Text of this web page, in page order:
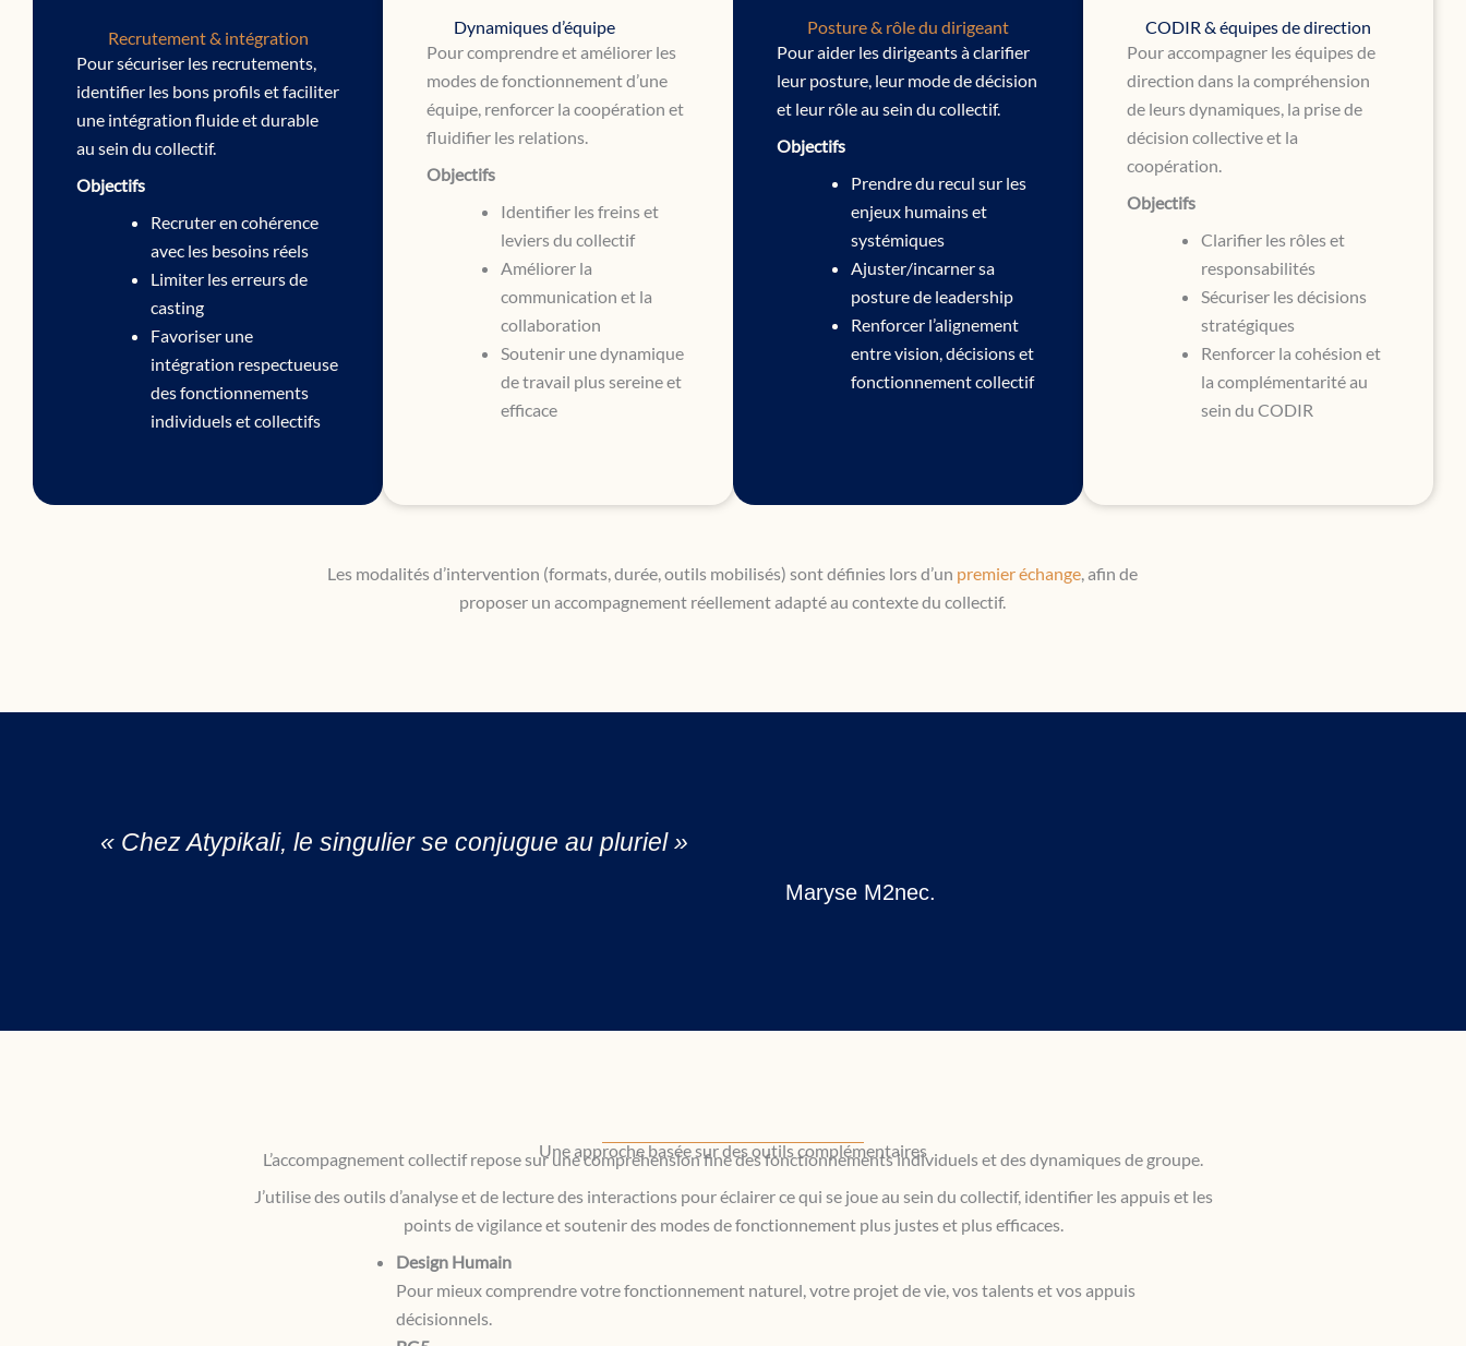
Recrutement & intégration
Pour sécuriser les recrutements,
identifier les bons profils et faciliter
une intégration fluide et durable
au sein du collectif.
Objectifs
Recruter en cohérence
avec les besoins réels
Limiter les erreurs de
casting
Favoriser une
intégration respectueuse
des fonctionnements
individuels et collectifs
Dynamiques d’équipe
Pour comprendre et améliorer les
modes de fonctionnement d’une
équipe, renforcer la coopération et
fluidifier les relations.
Objectifs
Identifier les freins et
leviers du collectif
Améliorer la
communication et la
collaboration
Soutenir une dynamique
de travail plus sereine et
efficace
Posture & rôle du dirigeant
Pour aider les dirigeants à clarifier
leur posture, leur mode de décision
et leur rôle au sein du collectif.
Objectifs
Prendre du recul sur les
enjeux humains et
systémiques
Ajuster/incarner sa
posture de leadership
Renforcer l’alignement
entre vision, décisions et
fonctionnement collectif
CODIR & équipes de direction
Pour accompagner les équipes de
direction dans la compréhension
de leurs dynamiques, la prise de
décision collective et la
coopération.
Objectifs
Clarifier les rôles et
responsabilités
Sécuriser les décisions
stratégiques
Renforcer la cohésion et
la complémentarité au
sein du CODIR
Les modalités d’intervention (formats, durée, outils mobilisés) sont définies lors d’un premier échange , afin de
proposer un accompagnement réellement adapté au contexte du collectif.
« Chez Atypikali, le singulier se conjugue au pluriel »
Maryse M2nec.
Une approche basée sur des outils complémentaires
L’accompagnement collectif repose sur une compréhension fine des fonctionnements individuels et des dynamiques de groupe.
J’utilise des outils d’analyse et de lecture des interactions pour éclairer ce qui se joue au sein du collectif, identifier les appuis et les
points de vigilance et soutenir des modes de fonctionnement plus justes et plus efficaces.
Design Humain
Pour mieux comprendre votre fonctionnement naturel, votre projet de vie, vos talents et vos appuis
décisionnels.